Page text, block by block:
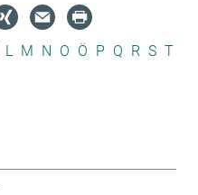
L M N O Ö P Q R S T